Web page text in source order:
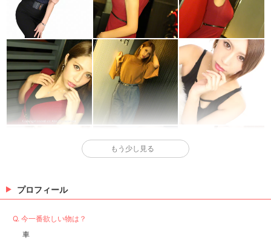
もう少し見る
プロフィール
Q. 今一番欲しい物は？
車